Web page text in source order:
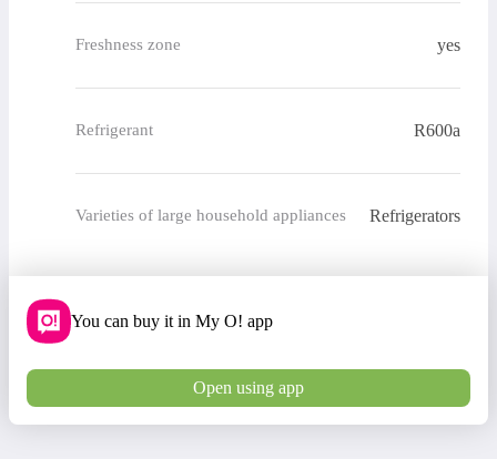
Freshness zone yes
Refrigerant R600a
Varieties of large household appliances Refrigerators
You can buy it in My O! app
Open using app